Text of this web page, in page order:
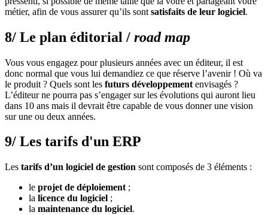
métier, afin de vous assurer qu’ils sont satisfaits de leur logiciel.
8/ Le plan éditorial / road map
Vous vous engagez pour plusieurs années avec un éditeur, il est
donc normal que vous lui demandiez ce que réserve l’avenir ! Où va
le produit ? Quels sont les futurs développement envisagés ?
L’éditeur ne pourra pas s’engager sur les évolutions qui auront lieu
dans 10 ans mais il devrait être capable de vous donner une vision
sur une ou deux années.
9/ Les tarifs d'un ERP
Les tarifs d’un logiciel de gestion sont composés de 3 éléments :
le projet de déploiement ;
la licence du logiciel ;
la maintenance du logiciel.